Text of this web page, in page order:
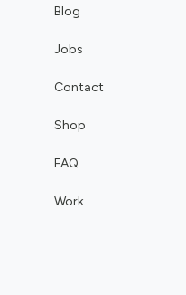
Blog
Jobs
Contact
Shop
FAQ
Work